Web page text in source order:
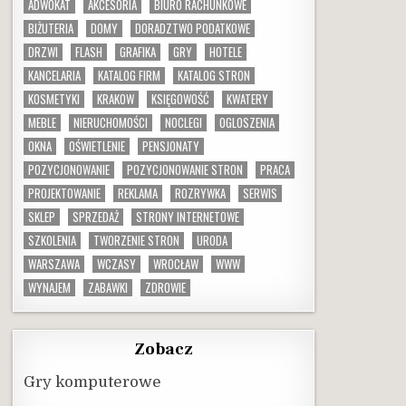
ADWOKAT AKCESORIA
BIURO RACHUNKOWE
BIŻUTERIA
DOMY
DORADZTWO PODATKOWE
DRZWI
FLASH GRAFIKA GRY
HOTELE
KANCELARIA
KATALOG FIRM
KATALOG STRON
KOSMETYKI
KRAKOW KSIĘGOWOŚĆ
KWATERY
MEBLE
NIERUCHOMOŚCI NOCLEGI
OGLOSZENIA
OKNA
OŚWIETLENIE
PENSJONATY
POZYCJONOWANIE
POZYCJONOWANIE STRON
PRACA
PROJEKTOWANIE
REKLAMA ROZRYWKA
SERWIS
SKLEP
SPRZEDAŻ
STRONY INTERNETOWE
SZKOLENIA
TWORZENIE STRON
URODA
WARSZAWA
WCZASY WROCŁAW
WWW
WYNAJEM
ZABAWKI ZDROWIE
Zobacz
Gry komputerowe